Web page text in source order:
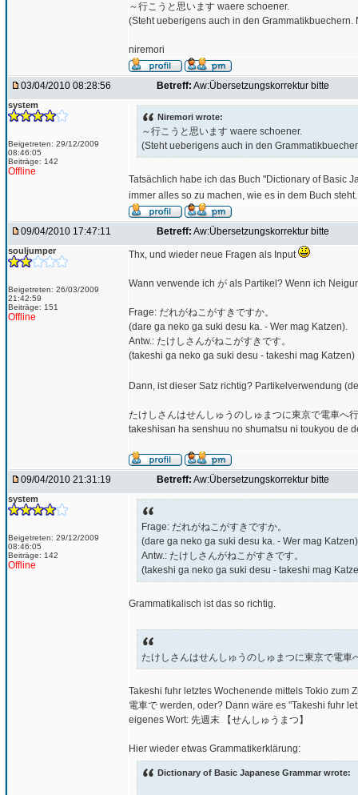
～行こうと思います waere schoener.
(Steht ueberigens auch in den Grammatikbuechern.
niremori
03/04/2010 08:28:56 Betreff: Aw:Übersetzungskorrektur bitte
system
Beigetreten: 29/12/2009
08:46:05
Beiträge: 142
Offline
Niremori wrote:
～行こうと思います waere schoener.
(Steht ueberigens auch in den
Tatsächlich habe ich das Buch "Dictionary of Basic
immer alles so zu machen, wie es in dem Buch
09/04/2010 17:47:11 Betreff: Aw:Übersetzungskorrektur bitte
souljumper
Beigetreten: 26/03/2009
21:42:59
Beiträge: 151
Offline
Thx, und wieder neue Fragen als Input
Wann verwende ich が als Partikel? Wenn ich
Frage: だれがねこがすきですか。
(dare ga neko ga suki desu ka. - Wer mag Katzen).
Antw.: たけしさんがねこがすきです。
(takeshi ga neko ga suki desu - takeshi mag Katzen)
Dann, ist dieser Satz richtig? Partikelverwendung
たけしさんはせんしゅうのしゅまつに東京で電車へ
takeshisan ha senshuu no shumatsu ni toukyou de
09/04/2010 21:31:19 Betreff: Aw:Übersetzungskorrektur bitte
system
Beigetreten: 29/12/2009
08:46:05
Beiträge: 142
Offline
Frage: だれがねこがすきですか。
(dare ga neko ga suki desu ka. - Wer mag
Antw.: たけしさんがねこがすきです。
(takeshi ga neko ga suki desu - takeshi mag
Grammatikalisch ist das so richtig.
たけしさんはせんしゅうのしゅまつに東京で電車
Takeshi fuhr letztes Wochenende mittels Tokio zum
電車で werden, oder? Dann wäre es "Takeshi fuhr
eigenes Wort: 先週末 【せんしゅうまつ】
Hier wieder etwas Grammatikerklärung:
Dictionary of Basic Japanese Grammar wrote: